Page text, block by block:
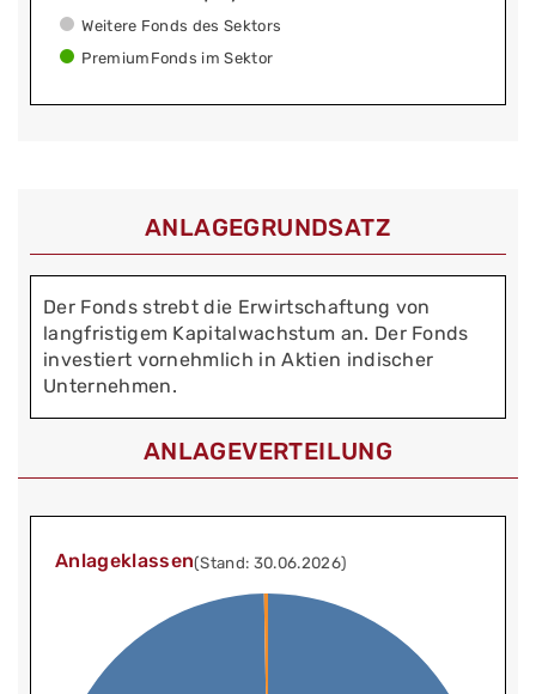
Weitere Fonds des Sektors
PremiumFonds im Sektor
ANLAGEGRUNDSATZ
Der Fonds strebt die Erwirtschaftung von
langfristigem Kapitalwachstum an. Der Fonds
investiert vornehmlich in Aktien indischer
Unternehmen.
ANLAGEVERTEILUNG
Anlageklassen(Stand: 30.06.2026)